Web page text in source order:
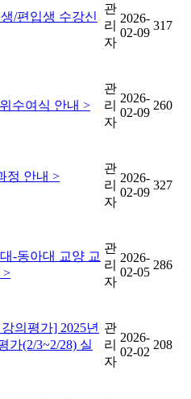
/편입생 수강신
관
리
자
2026-
02-09
317
수여식 안내 >
관
리
자
2026-
02-09
260
정 안내 >
관
리
자
2026-
02-09
327
-동아대 교양 교
>
관
리
자
2026-
02-05
286
의평가] 2025년
가(2/3~2/28) 실
관
리
자
2026-
02-02
208